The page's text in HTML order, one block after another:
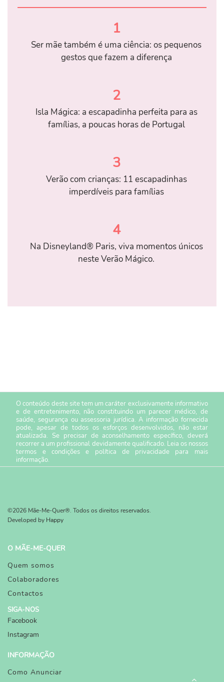
1
Ser mãe também é uma ciência: os pequenos
gestos que fazem a diferença
2
Isla Mágica: a escapadinha perfeita para as
famílias, a poucas horas de Portugal
3
Verão com crianças: 11 escapadinhas
imperdíveis para famílias
4
Na Disneyland® Paris, viva momentos únicos
neste Verão Mágico.
O conteúdo deste site tem um caráter exclusivamente informativo
e de entretenimento, não constituindo um parecer médico, de
saúde, segurança ou assessoria jurídica. A informação fornecida
pode, apesar de todos os esforços desenvolvidos, não estar
atualizada. Se precisar de aconselhamento específico, deverá
recorrer a um profissional devidamente qualificado. Leia os nossos
termos e condiçõese política de privacidade para mais
informação.
©2026 Mãe-Me-Quer®. Todos os direitos reservados.
Developed by Happy
O MÃE-ME-QUER
Quem somos
Colaboradores
Contactos
SIGA-NOS
Facebook
Instagram
INFORMAÇÃO
Como Anunciar